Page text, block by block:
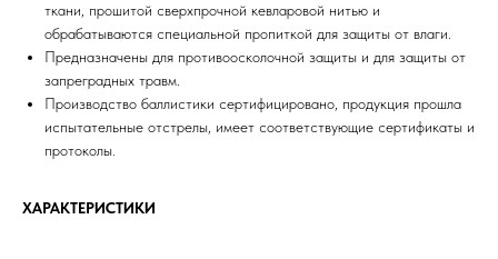
ткани, прошитой сверхпрочной кевларовой нитью и
обрабатываются специальной пропиткой для защиты от влаги.
Предназначены для противоосколочной защиты и для защиты от
запреградных травм.
Производство баллистики сертифицировано, продукция прошла
испытательные отстрелы, имеет соответствующие сертификаты и
протоколы.
ХАРАКТЕРИСТИКИ